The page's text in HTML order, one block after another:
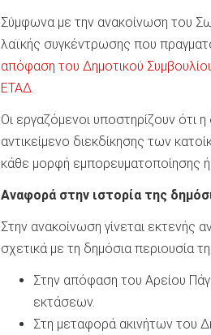
Σύμφωνα με την ανακοίνωση του
λαϊκής συγκέντρωσης που
απόφαση του Δημοτικού
ΕΤΑΔ.
Οι εργαζόμενοι υποστηρίζουν ότι
αντικείμενο διεκδίκησης των
κάθε μορφή εμπορευματοποίησης
Αναφορά στην ιστορία της
Στην ανακοίνωση γίνεται εκτενής
σχετικά με τη δημόσια περιουσία
Στην απόφαση του Αρείου
εκτάσεων.
Στη μεταφορά ακινήτων του